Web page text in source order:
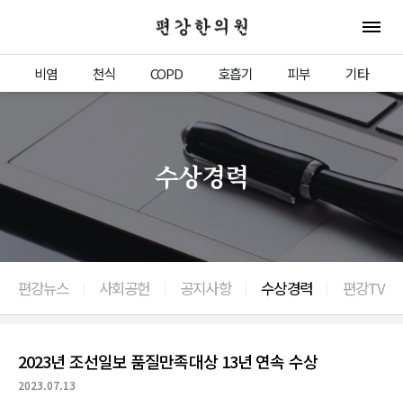
편강한의원 전체
비염 천식 COPD 호흡기 피부 기타
수상경력
편강뉴스 사회공헌 공지사항 수상경력 편강TV
이전으로
2023년 조선일보 품질만족대상 13년 연속 수상
2023.07.13